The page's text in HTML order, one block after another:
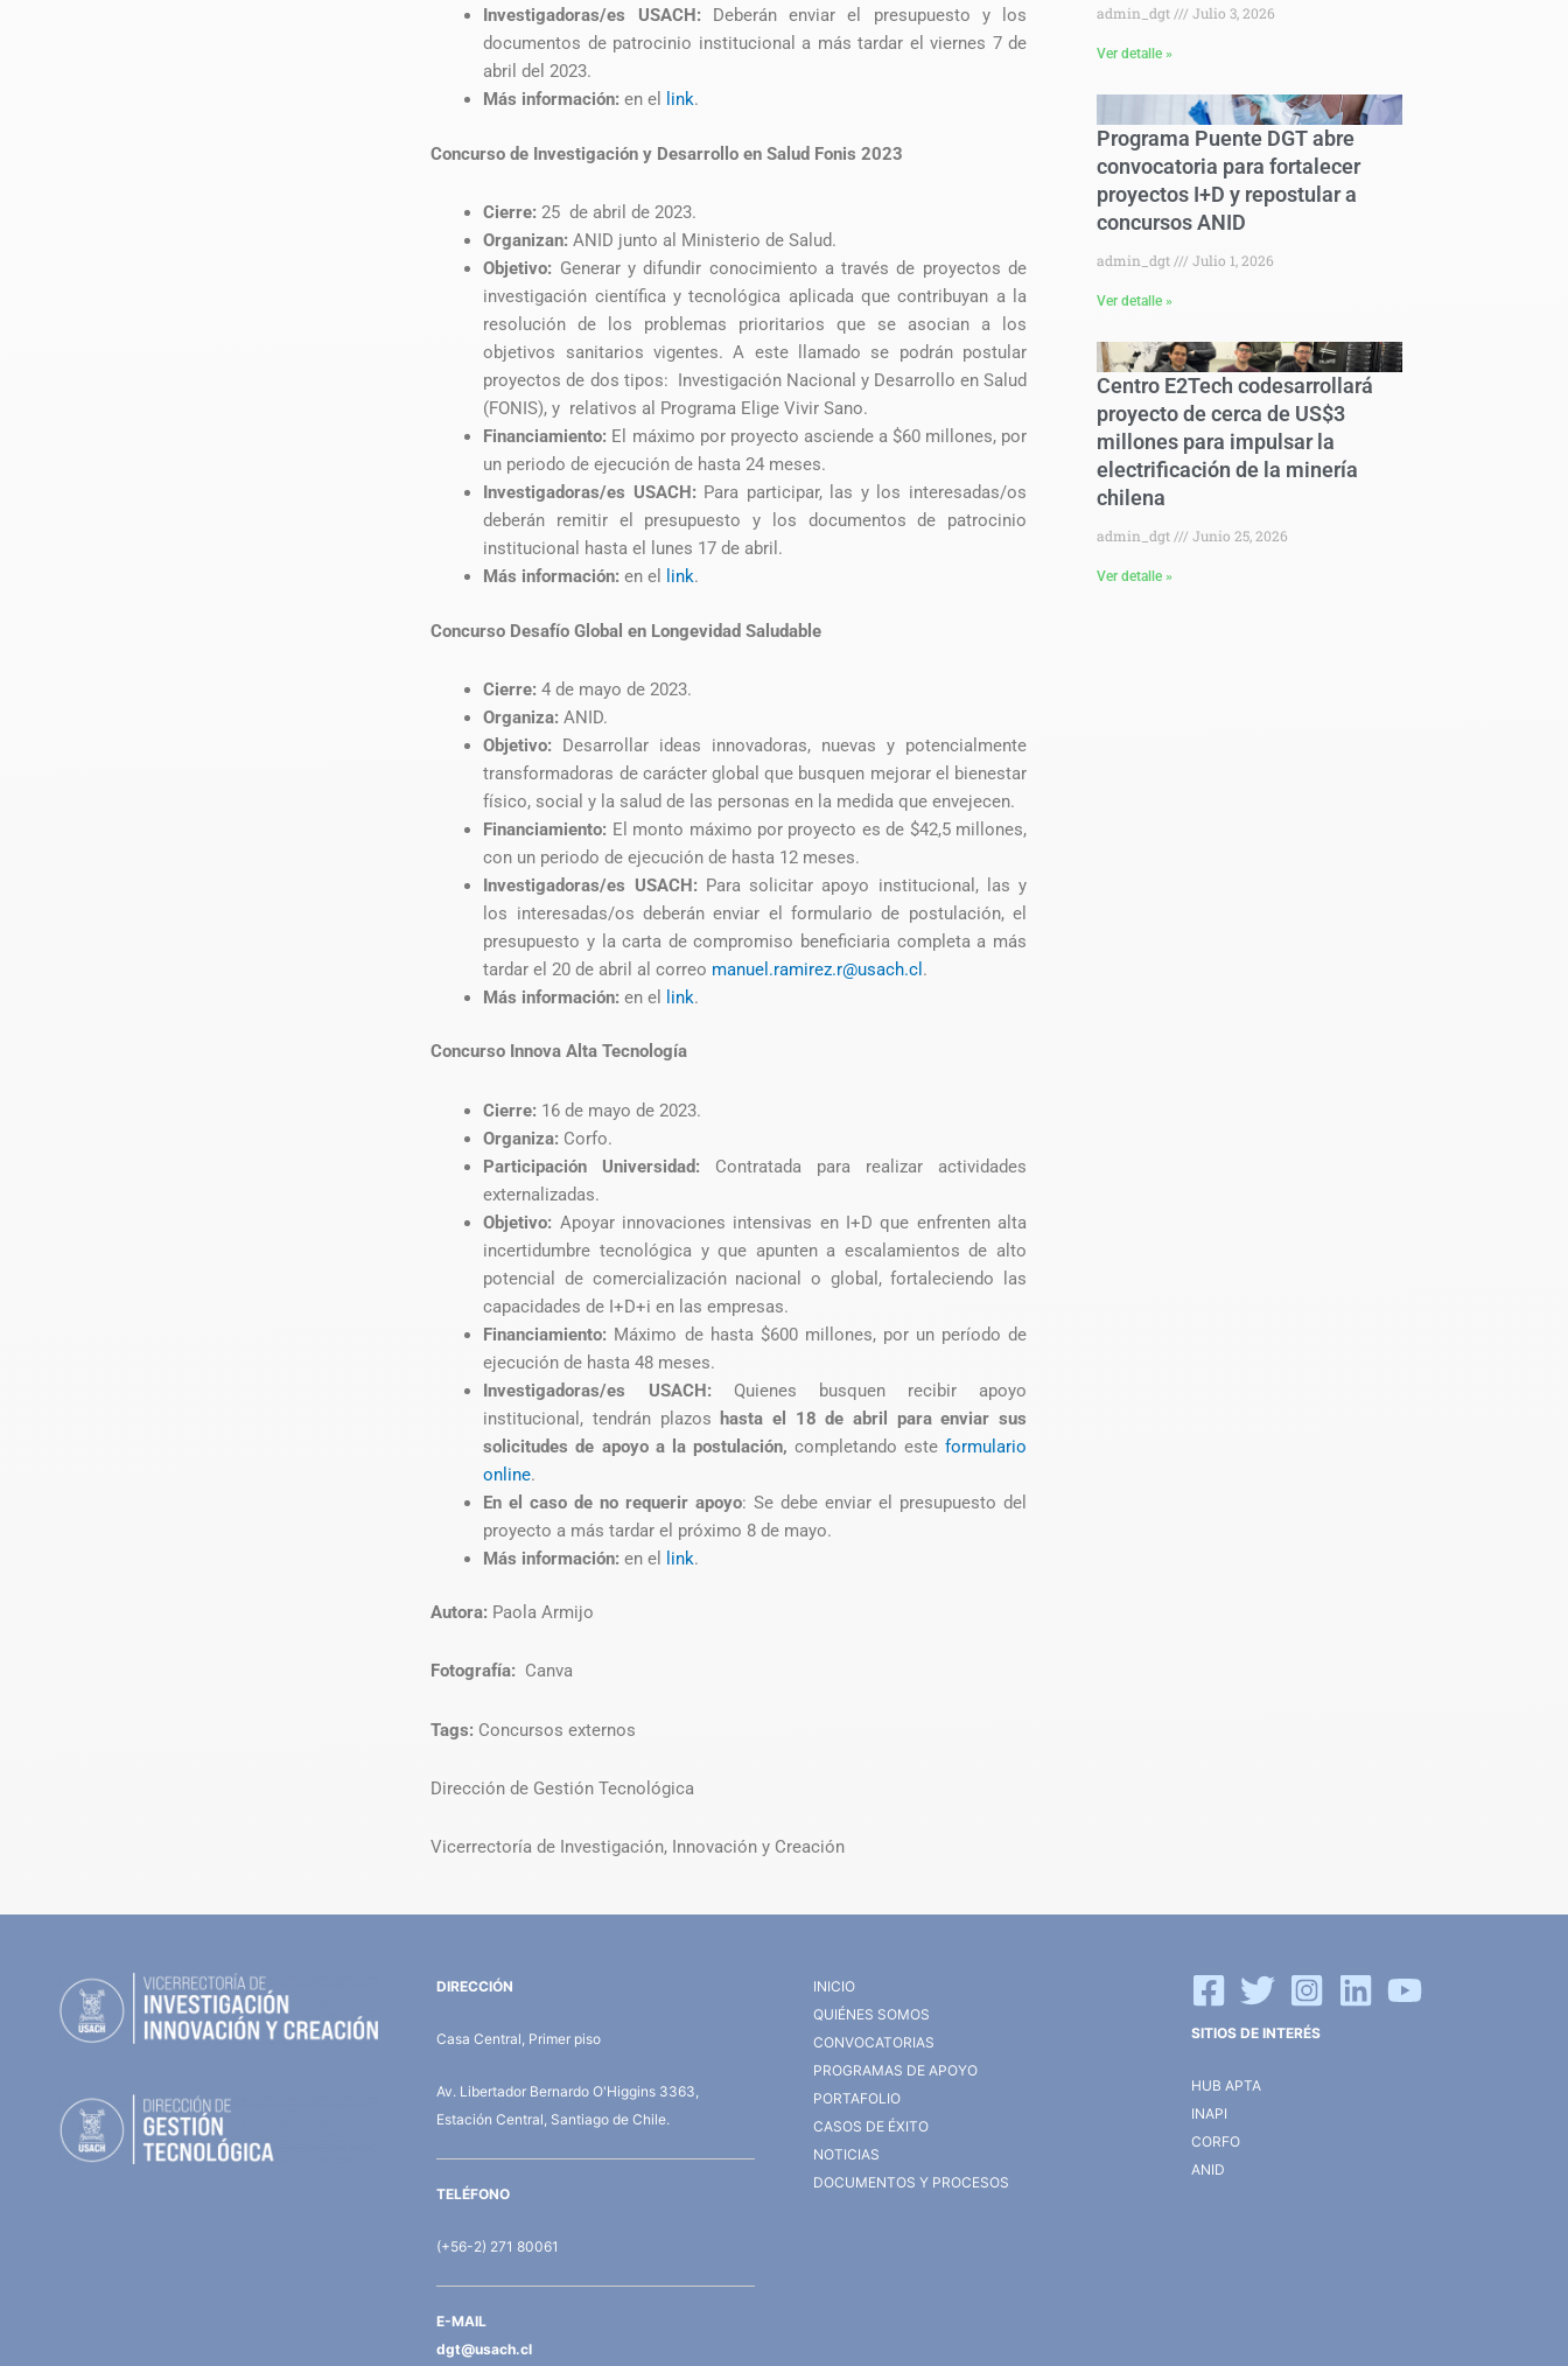
Investigadoras/es USACH: Deberán enviar el presupuesto y los
documentos de patrocinio institucional a más tardar el viernes 7 de
abril del 2023.
Más información:en el link.
Concurso de Investigación y Desarrollo en Salud Fonis 2023
Cierre: 25 de abril de 2023.
Organizan:ANID junto al Ministerio de Salud.
Objetivo: Generar y difundir conocimiento a través de proyectos de
investigación científica y tecnológica aplicada que contribuyan a la
resolución de los problemas prioritarios que se asocian a los
objetivos sanitarios vigentes. A este llamado se podrán postular
proyectos de dos tipos: Investigación Nacional y Desarrollo en Salud
(FONIS), y relativos al Programa Elige Vivir Sano.
Financiamiento: El máximo por proyecto asciende a $60 millones, por
un periodo de ejecución de hasta 24 meses.
Investigadoras/es USACH: Para participar, las y los interesadas/os
deberán remitir el presupuesto y los documentos de patrocinio
institucional hasta el lunes 17 de abril.
Más información: en el link.
Concurso Desafío Global en Longevidad Saludable
Cierre:4 de mayo de 2023.
Organiza: ANID.
Objetivo: Desarrollar ideas innovadoras, nuevas y potencialmente
transformadoras de carácter global que busquen mejorar el bienestar
físico, social y la salud de las personas en la medida que envejecen.
Financiamiento: El monto máximo por proyecto es de $42,5 millones,
con un periodo de ejecución de hasta 12 meses.
Investigadoras/es USACH: Para solicitar apoyo institucional, las y
los interesadas/os deberán enviar el formulario de postulación, el
presupuesto y la carta de compromiso beneficiaria completa a más
tardar el 20 de abril al correo manuel.ramirez.r@usach.cl .
Más información:en el link.
Concurso Innova Alta Tecnología
Cierre: 16 de mayo de 2023.
Organiza: Corfo.
Participación Universidad: Contratada para realizar actividades
externalizadas.
Objetivo: Apoyar innovaciones intensivas en I+D que enfrenten alta
incertidumbre tecnológica y que apunten a escalamientos de alto
potencial de comercialización nacional o global, fortaleciendo las
capacidades de I+D+i en las empresas.
Financiamiento: Máximo de hasta $600 millones, por un período de
ejecución de hasta 48 meses.
Investigadoras/es USACH: Quienes busquen recibir apoyo
institucional, tendrán plazos
hasta el 18 de abril para enviar sus
solicitudes de apoyo a la postulación, completando este formulario
online.
En el caso de no requerir apoyo: Se debe enviar el presupuesto del
proyecto a más tardar el próximo 8 de mayo.
Más información:en el link.
Autora: Paola Armijo
Fotografía: Canva
Tags: Concursos externos
Dirección de Gestión Tecnológica
Vicerrectoría de Investigación, Innovación y Creación
admin_dgt Julio 3, 2026
Ver detalle »
Programa Puente DGT abre
convocatoria para fortalecer
proyectos I+D y repostular a
concursos ANID
admin_dgt Julio 1, 2026
Ver detalle »
Centro E2Tech codesarrollará
proyecto de cerca de US$3
millones para impulsar la
electrificación de la minería
chilena
admin_dgt Junio 25, 2026
Ver detalle »
DIRECCIÓN
Casa Central, Primer piso
Av. Libertador Bernardo O'Higgins 3363,
Estación Central, Santiago de Chile.
TELÉFONO
(+56-2) 271 80061
E-MAIL
dgt@usach.cl
INICIO
QUIÉNES SOMOS
CONVOCATORIAS
PROGRAMAS DE APOYO
PORTAFOLIO
CASOS DE ÉXITO
NOTICIAS
DOCUMENTOS Y PROCESOS
SITIOS DE INTERÉS
HUB APTA
INAPI
CORFO
ANID